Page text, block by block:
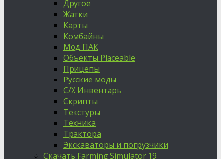
Другое
Жатки
Карты
Комбайны
Мод ПАК
Объекты Placeable
Прицепы
Русские моды
С/Х Инвентарь
Скрипты
Текстуры
Техника
Трактора
Экскаваторы и погрузчики
Скачать Farming Simulator 19